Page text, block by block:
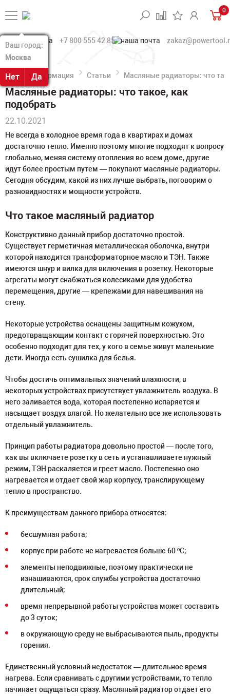
Ваш город:
Москва
Нет Да
Ваш город:
Москва
Нет Да
0
+7 800 555 42 85
Информация Статьи Масляные радиаторы: что
Масляные радиаторы: что такое, как
подобрать
22.10.2021
Не всегда в холодное время года в квартирах и домах
достаточно тепло. Именно поэтому многие подходят к вопросу
глобально, меняя систему отопления во всем доме, другие
идут более простым путем — покупают масляные радиаторы.
Сегодня обсудим, какой из них лучше выбрать, поговорим о
разновидностях и мощности устройств.
Что такое масляный радиатор
Конструктивно данный прибор достаточно простой.
Существует герметичная металлическая оболочка, внутри
которой находится трансформаторное масло и ТЭН. Также
имеются шнур и вилка для включения в розетку. Некоторые
агрегаты могут снабжаться колесиками для удобства
перемещения, другие — крепежами для навешивания на
стену.
Некоторые устройства оснащены защитным кожухом,
предотвращающим контакт с горячей поверхностью. Это
особенно подходит для тех, у кого в семье живут маленькие
дети. Иногда есть сушилка для белья.
Чтобы достичь оптимальных значений влажности, в
некоторых устройствах присутствует увлажнитель воздуха. В
него заливается вода, которая постепенно испаряется и
насыщает воздух влагой. Но желательно все же использовать
отдельный увлажнитель.
Принцип работы радиатора довольно простой — после того,
как вы включаете розетку в сеть и устанавливаете нужный
режим, ТЭН раскаляется и греет масло. Постепенно оно
нагревается и отдает свой жар корпусу, транслирующему
тепло в пространство.
К преимуществам данного прибора относятся:
бесшумная работа;
корпус при работе не нагревается больше 60 ºС;
элементы неподвижные, поэтому практически не
изнашиваются, срок службы устройства достаточно
длительный;
время непрерывной работы устройства может составить
до 3 суток;
в окружающую среду не выбрасываются пыль, продукты
горения.
Единственный условный недостаток — длительное время
нагрева. Если сравнивать с другими устройствами, то тепло
начинает ощущаться сразу. Масляный радиатор отдает его